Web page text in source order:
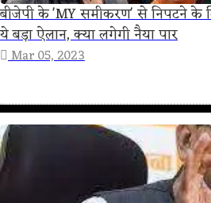
बीजेपी के 'MY समीकरण' से निपटने के
ये बड़ा ऐलान, क्या लगेगी नैया पार
Mar 05, 2023